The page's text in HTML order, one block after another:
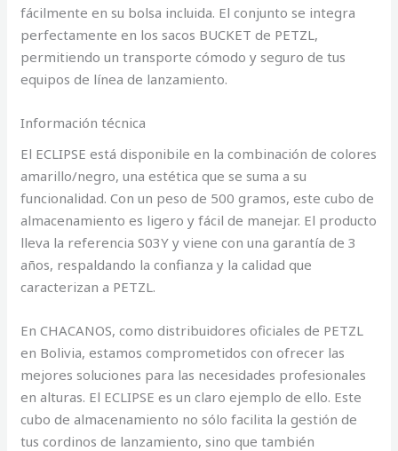
fácilmente en su bolsa incluida. El conjunto se integra
perfectamente en los sacos BUCKET de PETZL,
permitiendo un transporte cómodo y seguro de tus
equipos de línea de lanzamiento.
Información técnica
El ECLIPSE está disponibile en la combinación de colores
amarillo/negro, una estética que se suma a su
funcionalidad. Con un peso de 500 gramos, este cubo de
almacenamiento es ligero y fácil de manejar. El producto
lleva la referencia S03Y y viene con una garantía de 3
años, respaldando la confianza y la calidad que
caracterizan a PETZL.
En CHACANOS, como distribuidores oficiales de PETZL
en Bolivia, estamos comprometidos con ofrecer las
mejores soluciones para las necesidades profesionales
en alturas. El ECLIPSE es un claro ejemplo de ello. Este
cubo de almacenamiento no sólo facilita la gestión de
tus cordinos de lanzamiento, sino que también